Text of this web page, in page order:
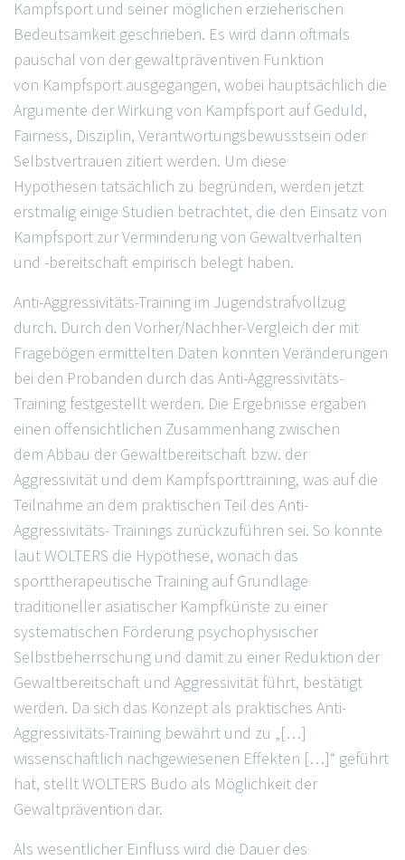
Kampfsport und seiner möglichen erzieherischen
Bedeutsamkeit geschrieben. Es wird dann oftmals
pauschal von der gewaltpräventiven Funktion
von Kampfsport ausgegangen, wobei hauptsächlich die
Argumente der Wirkung von Kampfsport auf Geduld,
Fairness, Disziplin, Verantwortungsbewusstsein oder
Selbstvertrauen zitiert werden. Um diese
Hypothesen tatsächlich zu begründen, werden jetzt
erstmalig einige Studien betrachtet, die den Einsatz von
Kampfsport zur Verminderung von Gewaltverhalten
und -bereitschaft empirisch belegt haben.
Anti-Aggressivitäts-Training im Jugendstrafvollzug
durch. Durch den Vorher/Nachher-Vergleich der mit
Fragebögen ermittelten Daten konnten Veränderungen
bei den Probanden durch das Anti-Aggressivitäts-
Training festgestellt werden. Die Ergebnisse ergaben
einen offensichtlichen Zusammenhang zwischen
dem Abbau der Gewaltbereitschaft bzw. der
Aggressivität und dem Kampfsporttraining, was auf die
Teilnahme an dem praktischen Teil des Anti-
Aggressivitäts- Trainings zurückzuführen sei. So konnte
laut WOLTERS die Hypothese, wonach das
sporttherapeutische Training auf Grundlage
traditioneller asiatischer Kampfkünste zu einer
systematischen Förderung psychophysischer
Selbstbeherrschung und damit zu einer Reduktion der
Gewaltbereitschaft und Aggressivität führt, bestätigt
werden. Da sich das Konzept als praktisches Anti-
Aggressivitäts-Training bewährt und zu „[…]
wissenschaftlich nachgewiesenen Effekten […]“ geführt
hat, stellt WOLTERS Budo als Möglichkeit der
Gewaltprävention dar.
Als wesentlicher Einfluss wird die Dauer des